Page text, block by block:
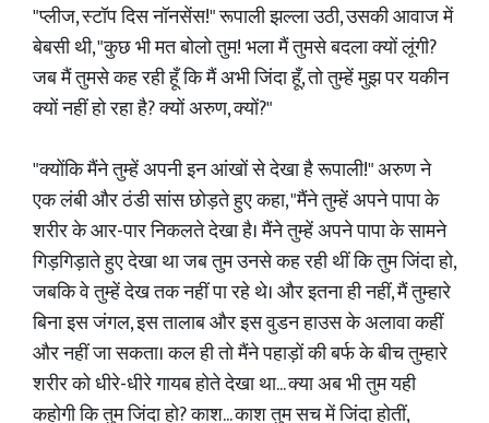
​"प्लीज, स्टॉप दिस नॉनसेंस!" रूपाली झल्ला उठी, उसकी आवाज में
बेबसी थी, "कुछ भी मत बोलो तुम! भला मैं तुमसे बदला क्यों लूंगी?
जब मैं तुमसे कह रही हूँ कि मैं अभी जिंदा हूँ, तो तुम्हें मुझ पर यकीन
क्यों नहीं हो रहा है? क्यों अरुण, क्यों?"
​"क्योंकि मैंने तुम्हें अपनी इन आंखों से देखा है रूपाली!" अरुण ने
एक लंबी और ठंडी सांस छोड़ते हुए कहा, "मैंने तुम्हें अपने पापा के
शरीर के आर-पार निकलते देखा है। मैंने तुम्हें अपने पापा के सामने
गिड़गिड़ाते हुए देखा था जब तुम उनसे कह रही थीं कि तुम जिंदा हो,
जबकि वे तुम्हें देख तक नहीं पा रहे थे। और इतना ही नहीं, मैं तुम्हारे
बिना इस जंगल, इस तालाब और इस वुडन हाउस के अलावा कहीं
और नहीं जा सकता। कल ही तो मैंने पहाड़ों की बर्फ के बीच तुम्हारे
शरीर को धीरे-धीरे गायब होते देखा था... क्या अब भी तुम यही
कहोगी कि तुम जिंदा हो? काश... काश तुम सच में जिंदा होतीं,